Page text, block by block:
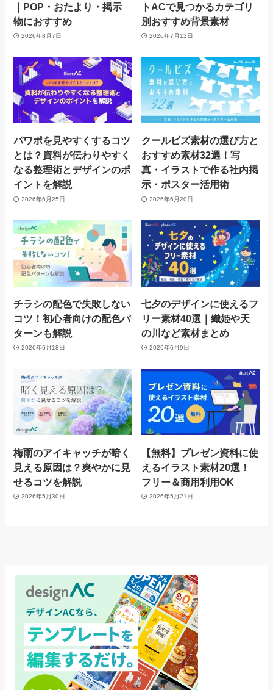
｜POP・おたより・掲示
物におすすめ
2026年8月7日
トACで見つかるカテゴリ
別おすすめ背景素材
2026年7月13日
パワポを見やすくするコツ
とは？資料が伝わりやすく
なる整理術とデザインのポ
イントを解説
2026年6月25日
クールビズ素材の選び方と
おすすめ素材32選！写
真・イラストで作る社内掲
示・ポスター活用術
2026年6月20日
チラシの配色で失敗しない
コツ！初心者向けの配色パ
ターンも解説
2026年6月18日
七夕のデザインに使えるフ
リー素材40選｜織姫や天
の川など素材まとめ
2026年6月9日
梅雨のアイキャッチが暗く
見える原因は？爽やかに見
せるコツを解説
2026年5月30日
【無料】プレゼン資料に使
えるイラスト素材20選！
フリー＆商用利用OK
2026年5月21日